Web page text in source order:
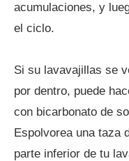
acumulaciones, y
el ciclo.
Si su lavavajillas se
por dentro, puede
con bicarbonato de
Espolvorea una taza
parte inferior de tu